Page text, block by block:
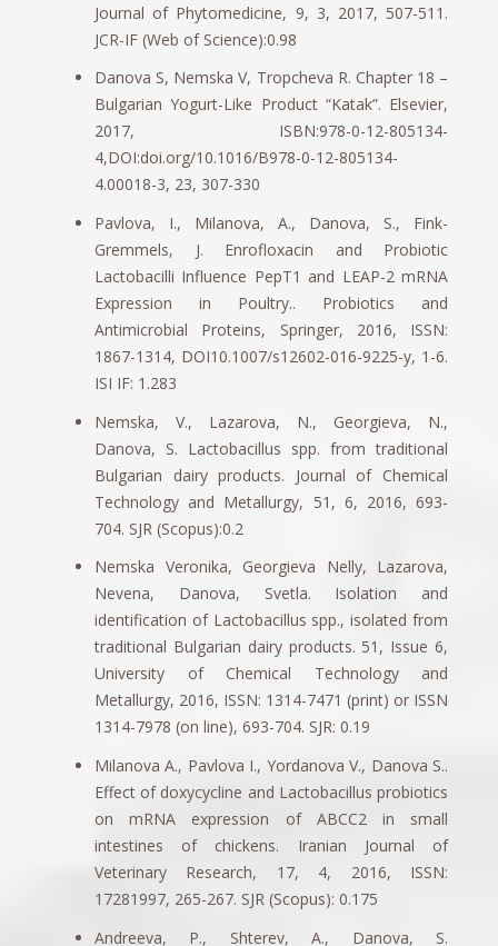
Journal of Phytomedicine, 9, 3, 2017, 507-511.
JCR-IF (Web of Science):0.98
Danova S, Nemska V, Tropcheva R. Chapter 18 –
Bulgarian Yogurt-Like Product “Katak”. Elsevier,
2017, ISBN:978-0-12-805134-
4,DOI:doi.org/10.1016/B978-0-12-805134-
4.00018-3, 23, 307-330
Pavlova, I., Milanova, A., Danova, S., Fink-
Gremmels, J. Enrofloxacin and Probiotic
Lactobacilli Influence PepT1 and LEAP-2 mRNA
Expression in Poultry.. Probiotics and
Antimicrobial Proteins, Springer, 2016, ISSN:
1867-1314, DOI10.1007/s12602-016-9225-y, 1-6.
ISI IF: 1.283
Nemska, V., Lazarova, N., Georgieva, N.,
Danova, S. Lactobacillus spp. from traditional
Bulgarian dairy products. Journal of Chemical
Technology and Metallurgy, 51, 6, 2016, 693-
704. SJR (Scopus):0.2
Nemska Veronika, Georgieva Nelly, Lazarova,
Nevena, Danova, Svetla. Isolation and
identification of Lactobacillus spp., isolated from
traditional Bulgarian dairy products. 51, Issue 6,
University of Chemical Technology and
Metallurgy, 2016, ISSN: 1314-7471 (print) or ISSN
1314-7978 (on line), 693-704. SJR: 0.19
Milanova A., Pavlova I., Yordanova V., Danova S..
Effect of doxycycline and Lactobacillus probiotics
on mRNA expression of ABCC2 in small
intestines of chickens. Iranian Journal of
Veterinary Research, 17, 4, 2016, ISSN:
17281997, 265-267. SJR (Scopus): 0.175
Andreeva, P., Shterev, A., Danova, S.